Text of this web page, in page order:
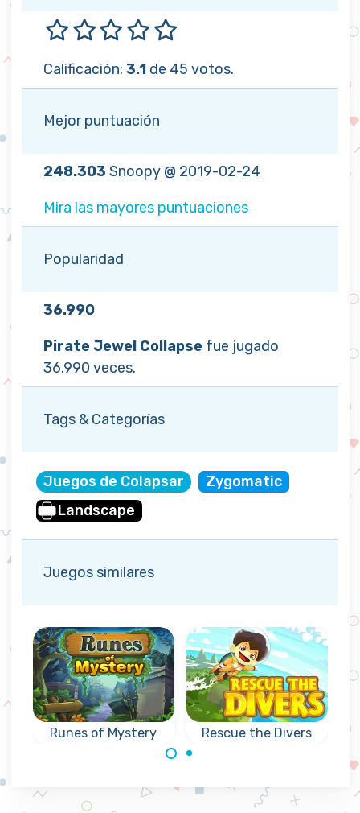
Calificación: 3.1 de 45 votos.
Mejor puntuación
248.303 Snoopy @ 2019-02-24
Mira las mayores puntuaciones
Popularidad
36.990
Pirate Jewel Collapse fue jugado
36.990 veces.
Tags & Categorías
Juegos de Colapsar
Zygomatic
Landscape
Juegos similares
Runes of Mystery
Juego misterioso
de colapsar
Rescue the Divers
los buzos lo más